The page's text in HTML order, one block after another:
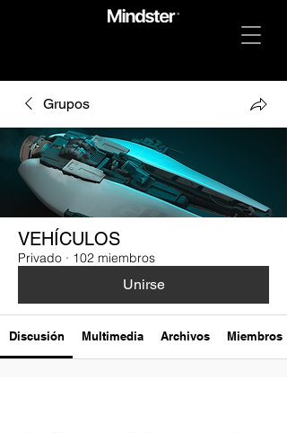
Grupos
VEHÍCULOS
Privado · 102 miembros
Unirse
Discusión Multimedia Archivos Miembros